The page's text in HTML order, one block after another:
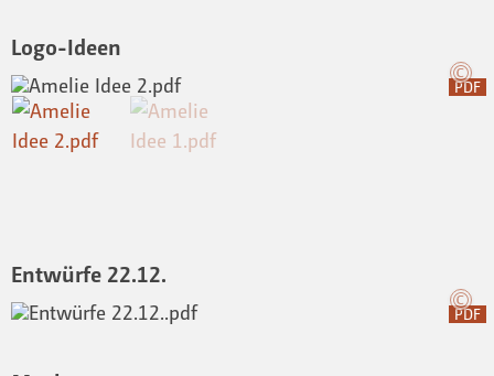
Logo-Ideen
PDF
Entwürfe 22.12.
PDF